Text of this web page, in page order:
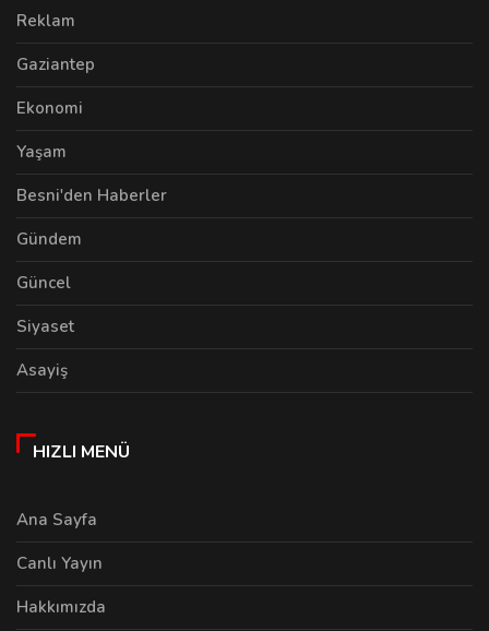
Reklam
Gaziantep
Ekonomi
Yaşam
Besni'den Haberler
Gündem
Güncel
Siyaset
Asayiş
HIZLI MENÜ
Ana Sayfa
Canlı Yayın
Hakkımızda